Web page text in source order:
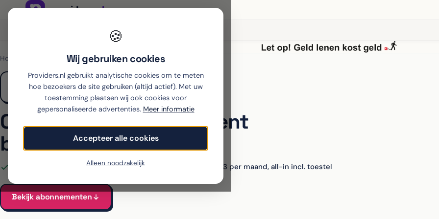
🍪
Wij gebruiken cookies
Providers.nl gebruikt analytische cookies om te meten
hoe bezoekers de site gebruiken (altijd actief). Met uw
toestemming plaatsen wij ook cookies voor
gepersonaliseerde advertenties. Meer informatie
Accepteer alle cookies
Alleen noodzakelijk
Home Simyo
OPPO A6 met abonnement
bij Simyo
Alle Simyo-abonnementen voor de A6 vergeleken Vanaf €13 per maand, all-in incl. toestel
Bekijk abonnementen